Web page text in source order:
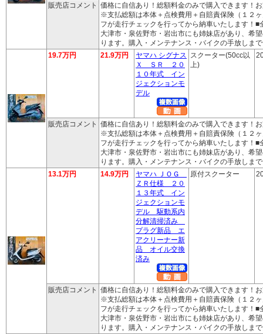
販売店コメント 価格に自信あり！総額料金のみで購入できます！
※支払総額は本体＋点検費用＋自賠責保険（１２
フが走行チェックを行ってから納車いたします！
大津市・泉佐野市・岩出市にも姉妹店があり、希
ります。購入・メンテナンス・バイクの手放しま
19.7万円
21.9万円
ヤマハ シグナス
Ｘ ＳＲ ２０
１０年式 イン
ジェクションモ
デル
スクーター(50cc以
上)
販売店コメント 価格に自信あり！総額料金のみで購入できます！
※支払総額は本体＋点検費用＋自賠責保険（１２
フが走行チェックを行ってから納車いたします！
大津市・泉佐野市・岩出市にも姉妹店があり、希
ります。購入・メンテナンス・バイクの手放しま
13.1万円
14.9万円
ヤマハ ＪＯＧ
ＺＲ仕様 ２０
１３年式 イン
ジェクションモ
デル 駆動系内
分解清掃済み
プラグ新品 エ
アクリーナー新
品 オイル交換
済み
原付スクーター
販売店コメント 価格に自信あり！総額料金のみで購入できます！
※支払総額は本体＋点検費用＋自賠責保険（１２
フが走行チェックを行ってから納車いたします！
大津市・泉佐野市・岩出市にも姉妹店があり、希
ります。購入・メンテナンス・バイクの手放しま